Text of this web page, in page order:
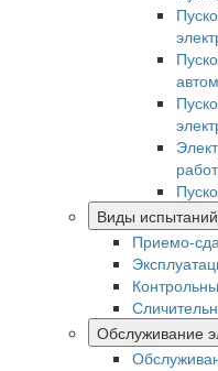
Виды испытаний
Приемо-
Обслуживание